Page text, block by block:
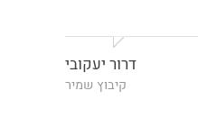
דרור יעקובי
קיבוץ שמיר